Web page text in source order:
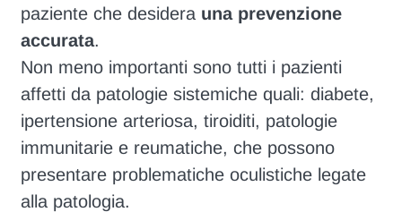
paziente che desidera una prevenzione
accurata.
Non meno importanti sono tutti i pazienti
affetti da patologie sistemiche quali: diabete,
ipertensione arteriosa, tiroiditi, patologie
immunitarie e reumatiche, che possono
presentare problematiche oculistiche legate
alla patologia.